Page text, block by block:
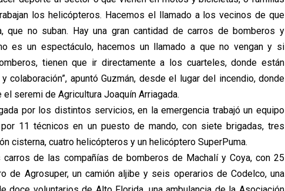
los helicópteros. Hacemos el llamado a los vecinos de que
que no suban. Hay una gran cantidad de carros de bomberos y
es un espectáculo, hacemos un llamado a que no vengan y si
tienen que ir directamente a los cuarteles, donde están
colaboración”, apuntó Guzmán, desde el lugar del incendio, donde
seremi de Agricultura Joaquín Arriagada.
por los distintos servicios, en la emergencia trabajó un equipo
11 técnicos en un puesto de mando, con siete brigadas, tres
cisterna, cuatro helicópteros y un helicóptero SuperPuma.
de las compañías de bomberos de Machalí y Coya, con 25
de Agrosuper, un camión aljibe y seis operarios de Codelco, una